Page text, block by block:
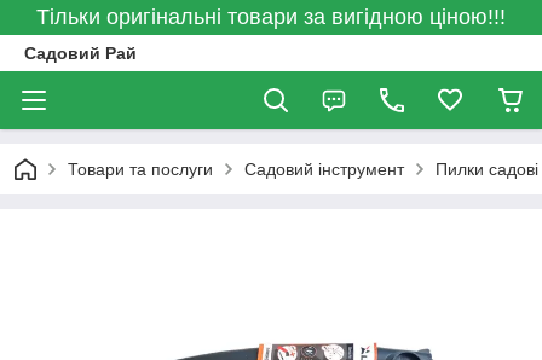
Тільки оригінальні товари за вигідною ціною!!!
Садовий Рай
Товари та послуги Садовий інструмент Пилки садові